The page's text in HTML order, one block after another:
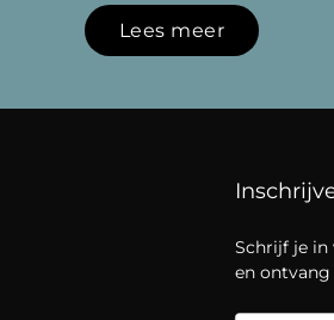
Lees meer
Schrijf je in
en ontvang